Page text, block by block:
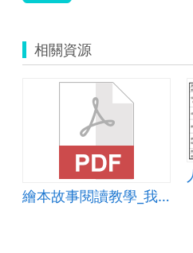
相關資源
繪本故事閱讀教學_我變成一隻噴火龍了